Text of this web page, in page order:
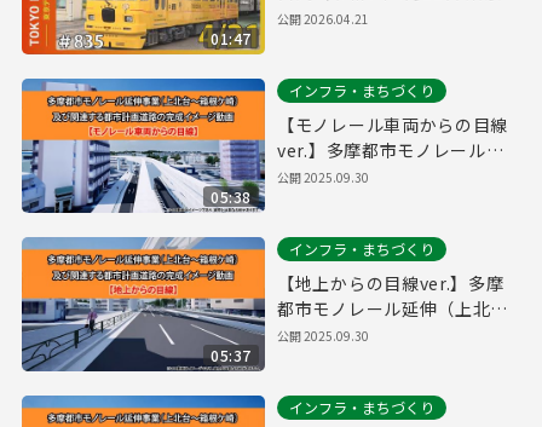
01:47
イリーニュース No.835）
公開2026.04.21
05:38
インフラ・まちづくり
【モノレール車両からの目線
ver.】多摩都市モノレール延
伸（上北台～箱根ケ崎）の完
公開2025.09.30
05:37
インフラ・まちづくり
【地上からの目線ver.】多摩
都市モノレール延伸（上北台
～箱根ケ崎）の完成イメージ
公開2025.09.30
インフラ・まちづくり